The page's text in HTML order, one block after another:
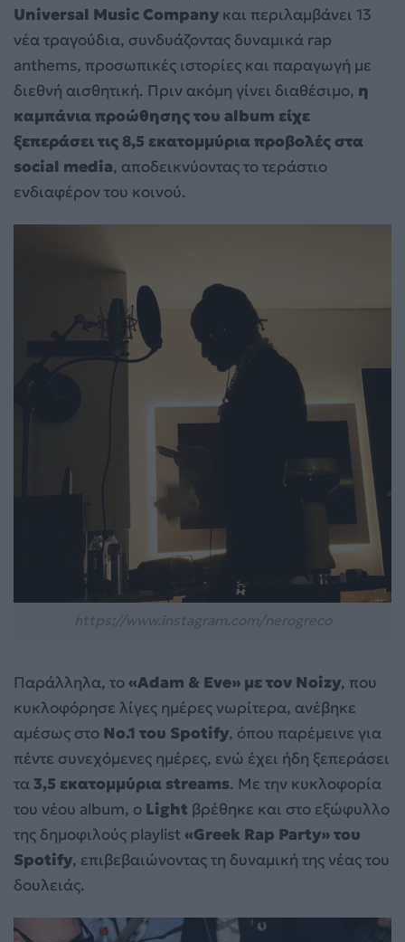
Universal Music Company και περιλαμβάνει 13
νέα τραγούδια, συνδυάζοντας δυναμικά rap
anthems, προσωπικές ιστορίες και παραγωγή με
διεθνή αισθητική. Πριν ακόμη γίνει διαθέσιμο, η
καμπάνια προώθησης του album είχε
ξεπεράσει τις 8,5 εκατομμύρια προβολές στα
social media, αποδεικνύοντας το τεράστιο
ενδιαφέρον του κοινού.
Παράλληλα, το«Adam & Eve» με τον Noizy, που
κυκλοφόρησε λίγες ημέρες νωρίτερα, ανέβηκε
αμέσως στο No.1 του Spotify, όπου παρέμεινε για
πέντε συνεχόμενες ημέρες, ενώ έχει ήδη ξεπεράσει
τα 3,5 εκατομμύρια streams. Με την κυκλοφορία
του νέου album, ο Light βρέθηκε και στο εξώφυλλο
της δημοφιλούς playlist«Greek Rap Party» του
Spotify, επιβεβαιώνοντας τη δυναμική της νέας του
δουλειάς.